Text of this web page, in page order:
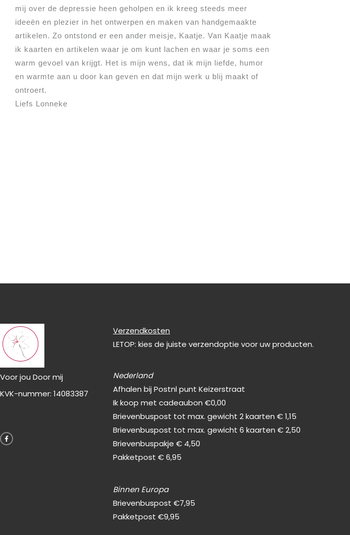
mij over de depressie heen geholpen en ik kreeg steeds meer
ideeën en plezier in het ontwerpen en maken van handgemaakte
artikelen. Zo ontstond er een ander meisje, Kaatje. Van Kaatje maak
ik kaarten en artikelen waar je om kunt lachen en waar je soms een
warm gevoel van krijgt. Het is mijn wens, dat ik mijn liefde, humor
en warmte aan u door kan geven en dat mijn werk u blij maakt of
ontroert.
Liefs Lonneke
Voor jou Door mij
KVK-nummer: 14083387
a
c
e
Verzendkosten
LETOP: kies de juiste verzendoptie voor uw producten.
Nederland
Afhalen bij Postnl punt Keizerstraat
Ik koop met cadeaubon €0,00
Brievenbuspost tot max. gewicht 2 kaarten € 1,15
Brievenbuspost tot max. gewicht 6 kaarten € 2,50
Brievenbuspakje € 4,50
Pakketpost € 6,95
Binnen Europa
Brievenbuspost €7,95
Pakketpost €9,95